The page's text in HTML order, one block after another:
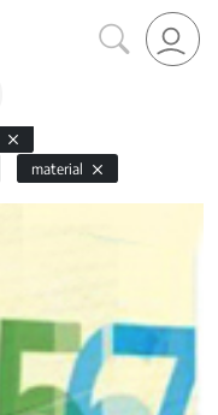
material